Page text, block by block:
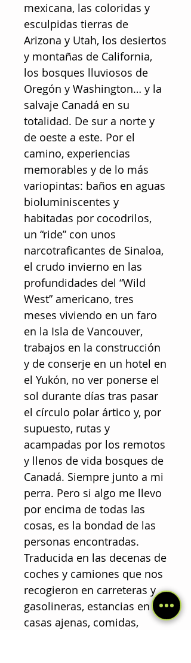
mexicana, las coloridas y
esculpidas tierras de
Arizona y Utah, los desiertos
y montañas de California,
los bosques lluviosos de
Oregón y Washington… y la
salvaje Canadá en su
totalidad. De sur a norte y
de oeste a este. Por el
camino, experiencias
memorables y de lo más
variopintas: baños en aguas
bioluminiscentes y
habitadas por cocodrilos,
un “ride” con unos
narcotraficantes de Sinaloa,
el crudo invierno en las
profundidades del “Wild
West” americano, tres
meses viviendo en un faro
en la Isla de Vancouver,
trabajos en la construcción
y de conserje en un hotel en
el Yukón, no ver ponerse el
sol durante días tras pasar
el círculo polar ártico y, por
supuesto, rutas y
acampadas por los remotos
y llenos de vida bosques de
Canadá. Siempre junto a mi
perra. Pero si algo me llevo
por encima de todas las
cosas, es la bondad de las
personas encontradas.
Traducida en las decenas de
coches y camiones que nos
recogieron en carreteras y
gasolineras, estancias en
casas ajenas, comidas,